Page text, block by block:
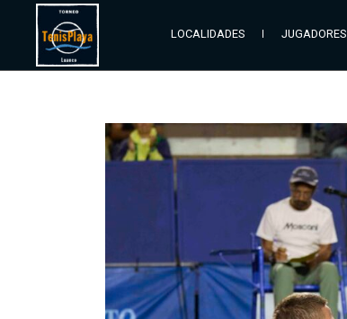
LOCALIDADES JUGADORES